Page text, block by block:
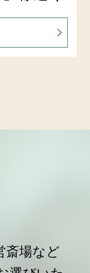
斎場など